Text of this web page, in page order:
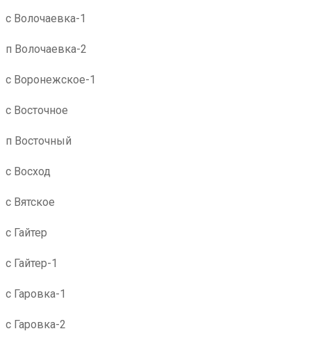
с Волочаевка-1
п Волочаевка-2
с Воронежское-1
с Восточное
п Восточный
с Восход
с Вятское
с Гайтер
с Гайтер-1
с Гаровка-1
с Гаровка-2